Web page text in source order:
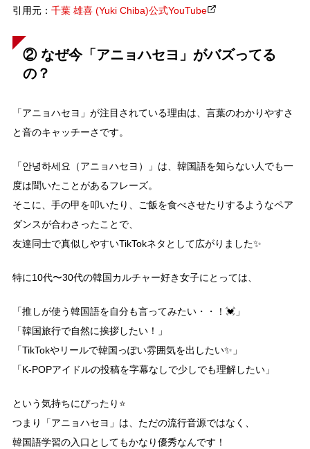
引用元： 千葉 雄喜 (Yuki Chiba)公式YouTube
② なぜ今「アニョハセヨ」がバズってる
の？
「アニョハセヨ」が注目されている理由は、言葉のわかりやすさ
と音のキャッチーさです。
「안녕하세요（アニョハセヨ）」は、韓国語を知らない人でも一
度は聞いたことがあるフレーズ。
そこに、手の甲を叩いたり、ご飯を食べさせたりするようなペア
ダンスが合わさったことで、
友達同士で真似しやすいTikTokネタとして広がりました✨
特に10代〜30代の韓国カルチャー好き女子にとっては、
「推しが使う韓国語を自分も言ってみたい・・！💓」
「韓国旅行で自然に挨拶したい！」
「TikTokやリールで韓国っぽい雰囲気を出したい✨」
「K-POPアイドルの投稿を字幕なしで少しでも理解したい」
という気持ちにぴったり⭐️
つまり「アニョハセヨ」は、ただの流行音源ではなく、
韓国語学習の入口としてもかなり優秀なんです！